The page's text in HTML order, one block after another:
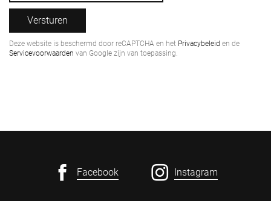
Versturen
Deze website is beschermd door reCAPTCHA en het Privacybeleid en de
Servicevoorwaarden van Google zijn van toepassing.
Facebook Instagram